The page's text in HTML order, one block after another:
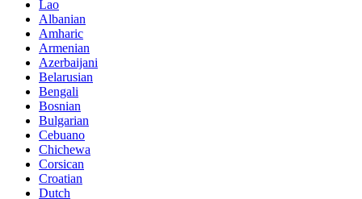
Lao
Albanian
Amharic
Armenian
Azerbaijani
Belarusian
Bengali
Bosnian
Bulgarian
Cebuano
Chichewa
Corsican
Croatian
Dutch